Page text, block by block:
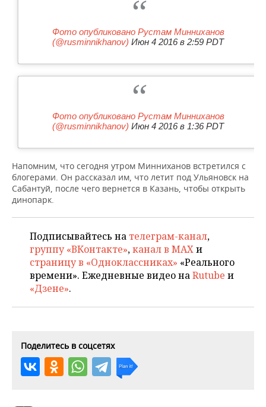
Фото опубликовано Рустам Минниханов
(@rusminnikhanov) Июн 4 2016 в 2:59 PDT
Фото опубликовано Рустам Минниханов
(@rusminnikhanov) Июн 4 2016 в 1:36 PDT
Напомним, что сегодня утром Минниханов встретился с
блогерами. Он рассказал им, что летит под Ульяновск на
Сабантуй, после чего вернется в Казань, чтобы открыть
динопарк.
Подписывайтесь на телеграм-канал,
группу «ВКонтакте»,канал в MAXи
страницу в «Одноклассниках» «Реального
времени». Ежедневные видео наRutube и
«Дзене».
Поделитесь в соцсетях